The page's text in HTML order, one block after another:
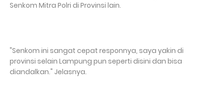
Senkom Mitra Polri di Provinsi lain.
"Senkom ini sangat cepat responnya, saya yakin di
provinsi selain Lampung pun seperti disini dan bisa
diandalkan." Jelasnya.